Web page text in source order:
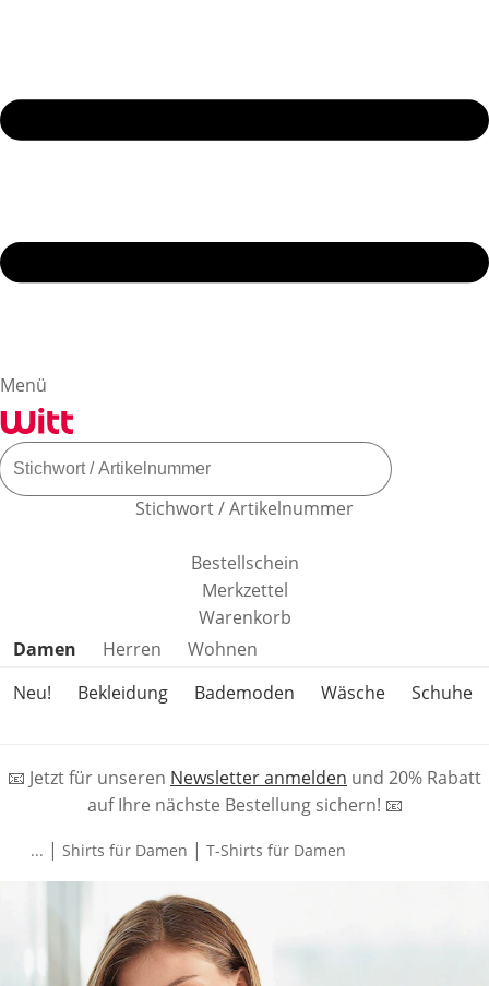
Menü
Stichwort / Artikelnummer
Bestellschein
Merkzettel
Warenkorb
Produktkategorien überspringen
Damen Herren
Wohnen
Neu!
Bekleidung Bademoden Wäsche Schuhe
📧 Jetzt für unseren Newsletter anmelden und 20% Rabatt
auf Ihre nächste Bestellung sichern! 📧
... | Shirts für Damen | T-Shirts für Damen